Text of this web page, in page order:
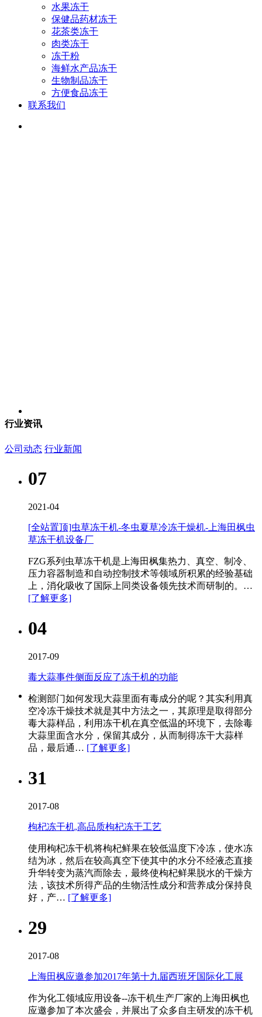
水果冻干
保健品药材冻干
花茶类冻干
肉类冻干
冻干粉
海鲜水产品冻干
生物制品冻干
方便食品冻干
联系我们
行业资讯
公司动态 行业新闻
07
2021-04
[全站置顶]虫草冻干机-冬虫夏草冷冻干燥机-上海田枫虫
草冻干机设备厂
FZG系列虫草冻干机是上海田枫集热力、真空、制冷、
压力容器制造和自动控制技术等领域所积累的经验基础
上，消化吸收了国际上同类设备领先技术而研制的。…
[了解更多]
04
2017-09
毒大蒜事件侧面反应了冻干机的功能
检测部门如何发现大蒜里面有毒成分的呢？其实利用真
空冷冻干燥技术就是其中方法之一，其原理是取得部分
毒大蒜样品，利用冻干机在真空低温的环境下，去除毒
大蒜里面含水分，保留其成分，从而制得冻干大蒜样
品，最后通… [了解更多]
31
2017-08
枸杞冻干机,高品质枸杞冻干工艺
使用枸杞冻干机​将枸杞鲜果在较低温度下冷冻，使水冻
结为冰，然后在较高真空下使其中的水分不经液态直接
升华转变为蒸汽而除去，最终使枸杞鲜果脱水的干燥方
法，该技术所得产品的生物活性成分和营养成分保持良
好，产… [了解更多]
29
2017-08
上海田枫应邀参加2017年第十九届西班牙国际化工展
作为化工领域应用设备--冻干机生产厂家的上海田枫也
应邀参加了本次盛会，并展出了众多自主研发的冻干机